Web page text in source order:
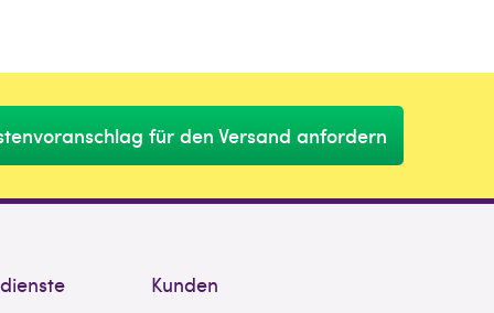
für den Versand anfordern
Kunden